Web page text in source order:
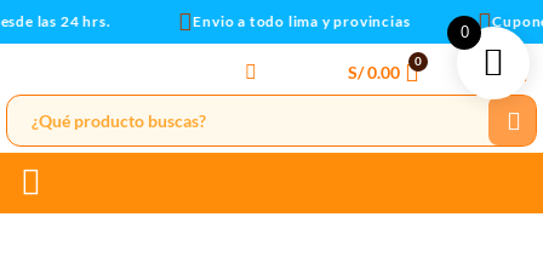
al
las 24 hrs. Envio a todo lima y provincias
S/0.00
0